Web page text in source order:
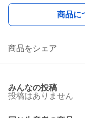
商品に
商品をシェア
みんなの投稿
投稿はありません